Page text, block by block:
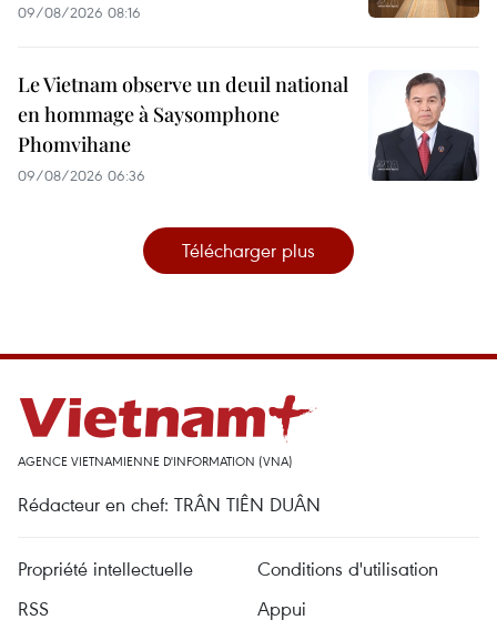
09/08/2026 08:16
Le Vietnam observe un deuil national
en hommage à Saysomphone
Phomvihane
09/08/2026 06:36
Télécharger plus
AGENCE VIETNAMIENNE D'INFORMATION (VNA)
Rédacteur en chef: TRÂN TIÊN DUÂN
Propriété intellectuelle
Conditions d'utilisation
RSS
Appui